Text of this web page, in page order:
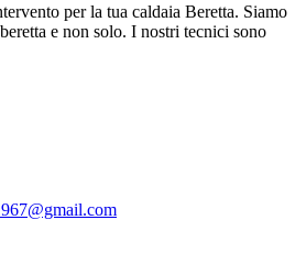
per la tua caldaia Beretta. Siamo
e non solo. I nostri tecnici sono